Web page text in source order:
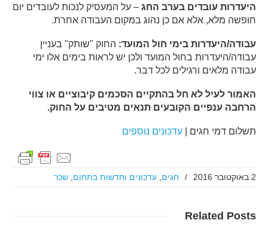
היעדרות עובדים בערב החג – על המעסיק לנכות לעובדים יום
חופשה מלא, אלא אם כן נהוג במקום העבודה אחרת.
עבודה/היעדרות בימי חול המועד: החוק "שותק" בעניין
עבודה/היעדרות בחול המועד ולכן יש לראות בימים אלו ימי
עבודה מלאים ורגילים לכל דבר.
האמור לעיל לא חל בהתקיים הסכמים קיבוציים או צווי
הרחבה ענפיים הקובעים תנאים מטיבים על החוק.
תשלום דמי חגים | עדכונים נוספים
2 באוקטובר 2016 / חגים עדכונים וחדשות בתחום שכר
Related Posts